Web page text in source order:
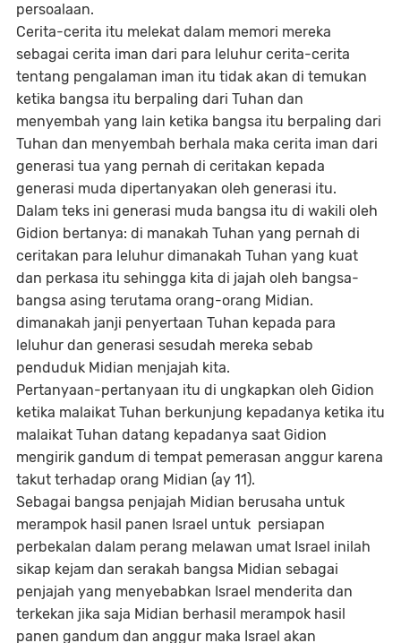
persoalaan.
Cerita-cerita itu melekat dalam memori mereka
sebagai cerita iman dari para leluhur cerita-cerita
tentang pengalaman iman itu tidak akan di temukan
ketika bangsa itu berpaling dari Tuhan dan
menyembah yang lain ketika bangsa itu berpaling dari
Tuhan dan menyembah berhala maka cerita iman dari
generasi tua yang pernah di ceritakan kepada
generasi muda dipertanyakan oleh generasi itu.
Dalam teks ini generasi muda bangsa itu di wakili oleh
Gidion bertanya: di manakah Tuhan yang pernah di
ceritakan para leluhur dimanakah Tuhan yang kuat
dan perkasa itu sehingga kita di jajah oleh bangsa-
bangsa asing terutama orang-orang Midian.
dimanakah janji penyertaan Tuhan kepada para
leluhur dan generasi sesudah mereka sebab
penduduk Midian menjajah kita.
Pertanyaan-pertanyaan itu di ungkapkan oleh Gidion
ketika malaikat Tuhan berkunjung kepadanya ketika itu
malaikat Tuhan datang kepadanya saat Gidion
mengirik gandum di tempat pemerasan anggur karena
takut terhadap orang Midian (ay 11).
Sebagai bangsa penjajah Midian berusaha untuk
merampok hasil panen Israel untuk persiapan
perbekalan dalam perang melawan umat Israel inilah
sikap kejam dan serakah bangsa Midian sebagai
penjajah yang menyebabkan Israel menderita dan
terkekan jika saja Midian berhasil merampok hasil
panen gandum dan anggur maka Israel akan